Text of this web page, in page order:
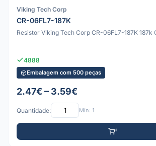
Viking Tech Corp
CR-06FL7-187K
Resistor Viking Tech Corp CR-06FL7-187K 187k
4888
Embalagem com 500 peças
2.47€ – 3.59€
Quantidade: Mín: 1